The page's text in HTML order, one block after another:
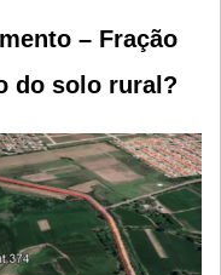
– Fração
do solo rural?